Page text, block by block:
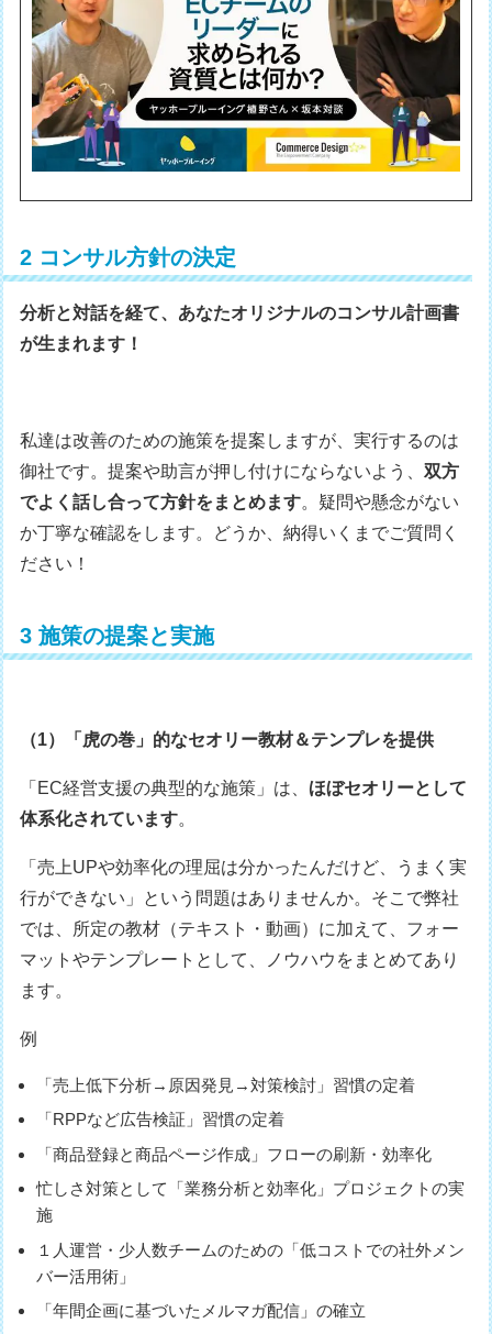
2 コンサル方針の決定
分析と対話を経て、あなたオリジナルのコンサル計画書
が生まれます！
私達は改善のための施策を提案しますが、実行するのは
御社です。提案や助言が押し付けにならないよう、双方
でよく話し合って方針をまとめます。疑問や懸念がない
か丁寧な確認をします。どうか、納得いくまでご質問く
ださい！
3 施策の提案と実施
（1）「虎の巻」的なセオリー教材＆テンプレを提供
「EC経営支援の典型的な施策」は、 ほぼセオリーとして
体系化されています。
「売上UPや効率化の理屈は分かったんだけど、うまく実
行ができない」という問題はありませんか。そこで弊社
では、所定の教材（テキスト・動画）に加えて、フォー
マットやテンプレートとして、ノウハウをまとめてあり
ます。
例
「売上低下分析→原因発見→対策検討」習慣の定着
「RPPなど広告検証」習慣の定着
「商品登録と商品ページ作成」フローの刷新・効率化
忙しさ対策として「業務分析と効率化」プロジェクトの実
施
１人運営・少人数チームのための「低コストでの社外メン
バー活用術」
「年間企画に基づいたメルマガ配信」の確立